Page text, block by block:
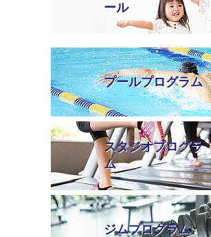
ール
プールプログラム
スタジオプログラ
ム
ジムプログラム